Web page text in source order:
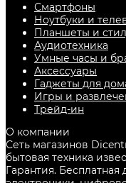
Смартфоны
Ноутбуки и
Планшеты и
Аудиотехника
Умные часы и
Аксессуары
Гаджеты для
Игры и
Трейд-ин
О компании
Сеть магазинов
бытовая техника
Гарантия. Бесплатная